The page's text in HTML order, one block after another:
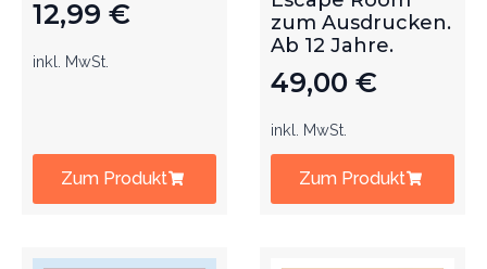
12,99 €
inkl. MwSt.
Zum Produkt
zum Ausdrucken.
Ab 12 Jahre.
49,00 €
inkl. MwSt.
Zum Produkt